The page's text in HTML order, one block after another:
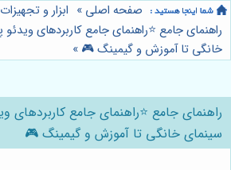
صفحه اصلی » ابزار و تجهیزات
خانگی تا آموزش و گیمینگ 🎮 »
سینمای خانگی تا آموزش و گیمینگ 🎮